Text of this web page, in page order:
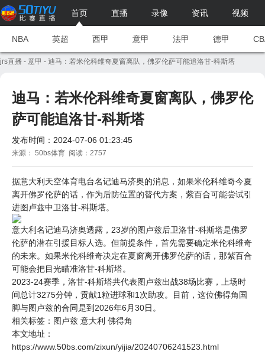
首页 直播 录像 资讯 视频
NBA 英超 西甲 意甲 法甲 德甲
jrs直播 - 意甲 - 迪马：若米伦科维奇夏窗离队，佛罗伦萨可能追洛甘-科斯塔
迪马：若米伦科维奇夏窗离队，佛罗伦
萨可能追洛甘-科斯塔
发布时间：2024-07-06 01:23:45
来源： 50bs体育 阅读：2757
据意大利天空体育电台名记迪马济奥的消息，如果米伦科维奇今夏
离开佛罗伦萨的话，作为后防位置的替代方案，紫百合可能尝试引
进图卢兹中卫洛甘-科斯塔。
意大利名记迪马济奥透露，23岁的图卢兹后卫洛甘-科斯塔是佛罗
伦萨的潜在引援目标人选。但前提条件，首先需要确定米伦科维奇
的未来。如果米伦科维奇决定在夏窗离开佛罗伦萨的话，那紫百合
可能会把目光瞄准洛甘-科斯塔。
2023-24赛季，洛甘-科斯塔共代表图卢兹出战38场比赛，上场时
间总计3275分钟，贡献1粒进球和1次助攻。目前，这位佛得角国
脚与图卢兹的合同是到2026年6月30日。
相关标签： 图卢兹 意大利 佛得角
本文地址：
https://www.50bs.com/zixun/yijia/20240706241523.html